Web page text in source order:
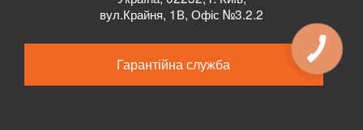
вул.Крайня, 1В, Офіс №3.2.2
Гарантійна служба